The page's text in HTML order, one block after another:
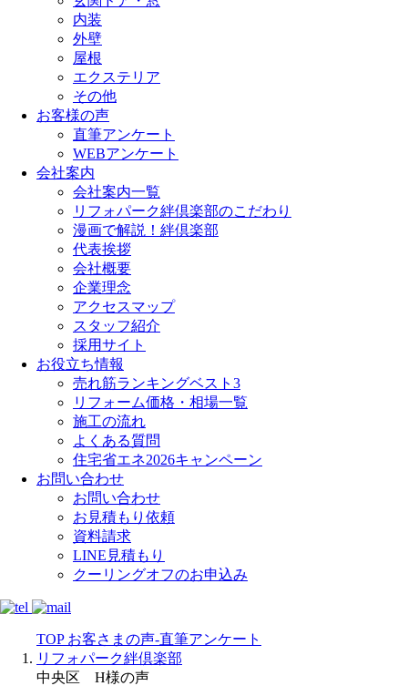
内装
外壁
屋根
エクステリア
その他
お客様の声
直筆アンケート
WEBアンケート
会社案内
会社案内一覧
リフォパーク絆倶楽部のこだわり
漫画で解説！絆倶楽部
代表挨拶
会社概要
企業理念
アクセスマップ
スタッフ紹介
採用サイト
お役立ち情報
売れ筋ランキングベスト3
リフォーム価格・相場一覧
施工の流れ
よくある質問
住宅省エネ2026キャンペーン
お問い合わせ
お問い合わせ
お見積もり依頼
資料請求
LINE見積もり
クーリングオフのお申込み
TOP お客さまの声-直筆アンケート
リフォパーク絆倶楽部
中央区 H様の声